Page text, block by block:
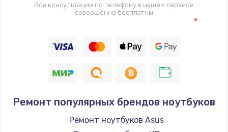
Все консультации по телефону в нашем сервисе
совершенно бесплатны
Ремонт популярных брендов ноутбуков
Ремонт ноутбуков Asus